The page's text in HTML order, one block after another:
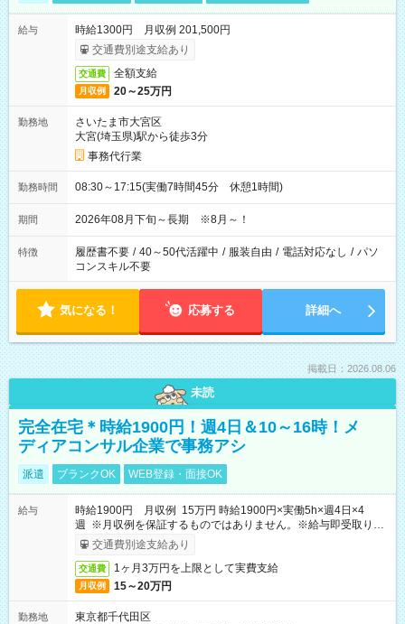
給与
時給1300円 月収例 201,500円
交通費別途支給あり
交通費 全額支給
月収例 20～25万円
勤務地
さいたま市大宮区
大宮(埼玉県)駅から徒歩3分
事務代行業
勤務時間 08:30～17:15(実働7時間45分 休憩1時間)
期間 2026年08月下旬～長期 ※8月～！
特徴 履歴書不要 / 40～50代活躍中 / 服装自由 / 電話対応なし / パソ
コンスキル不要
気になる！ 応募する 詳細へ
掲載日：2026.08.06
未読
完全在宅＊時給1900円！週4日＆10～16時！メ
ディアコンサル企業で事務アシ
派遣 ブランクOK WEB登録・面接OK
給与
時給1900円 月収例 15万円 時給1900円×実働5h×週4日×4
週 ※月収例を保証するものではありません。※給与即受取りサ
ービス利用可（利用条件有）
交通費別途支給あり
交通費 1ヶ月3万円を上限として実費支給
月収例 15～20万円
勤務地
東京都千代田区